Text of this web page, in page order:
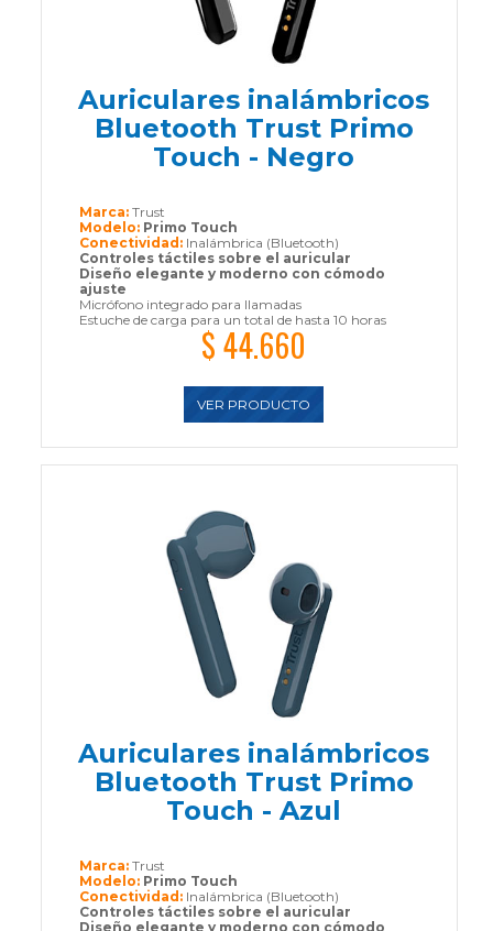
Auriculares inalámbricos
Bluetooth Trust Primo
Touch - Negro
$ 44.660
VER PRODUCTO
Marca: Trust
Modelo: Primo Touch
Conectividad: Inalámbrica (Bluetooth)
Controles táctiles sobre el auricular
Diseño elegante y moderno con cómodo
ajuste
Micrófono integrado para llamadas
Estuche de carga para un total de hasta 10 horas
Auriculares inalámbricos
Bluetooth Trust Primo
Touch - Azul
Marca: Trust
Modelo: Primo Touch
Conectividad: Inalámbrica (Bluetooth)
Controles táctiles sobre el auricular
Diseño elegante y moderno con cómodo